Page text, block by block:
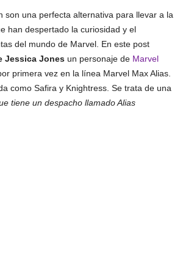
son una perfecta alternativa para llevar a la
han despertado la curiosidad y el
del mundo de Marvel. En este post
Jessica Jones un personaje de Marvel
primera vez en la línea Marvel Max Alias.
como Safira y Knightress. Se trata de una
tiene un despacho llamado Alias